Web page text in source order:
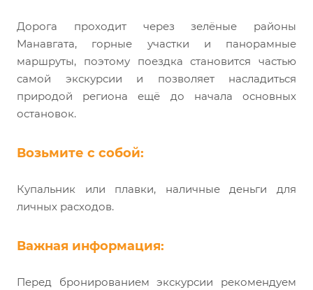
Дорога проходит через зелёные районы
Манавгата, горные участки и панорамные
маршруты, поэтому поездка становится частью
самой экскурсии и позволяет насладиться
природой региона ещё до начала основных
остановок.
Возьмите с собой:
Купальник или плавки, наличные деньги для
личных расходов.
Важная информация:
Перед бронированием экскурсии рекомендуем